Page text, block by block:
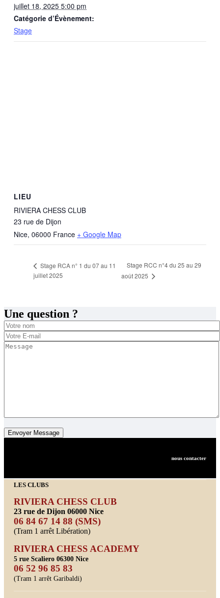
juillet 18, 2025 5:00 pm
Catégorie d’Évènement:
Stage
LIEU
RIVIERA CHESS CLUB
23 rue de Dijon
Nice, 06000 France + Google Map
Stage RCA n° 1 du 07 au 11
juillet 2025
Stage RCC n°4 du 25 au 29
août 2025
Une question ?
nous contacter
LES CLUBS
RIVIERA CHESS CLUB
23 rue de Dijon 06000 Nice
06 84 67 14 88 (SMS)
(Tram 1 arrêt Libération)
RIVIERA CHESS ACADEMY
5 rue Scaliero 06300 Nice
06 52 96 85 83
(Tram 1 arrêt Garibaldi)